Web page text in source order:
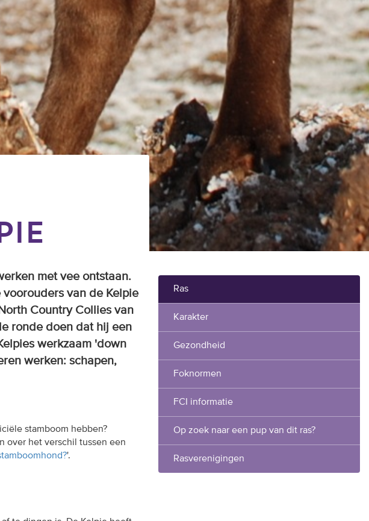
Ras
Karakter
Gezondheid
Foknormen
FCI informatie
Op zoek naar een pup van dit ras?
Rasverenigingen
met vee ontstaan.
van de Kelpie
Country Collies van
ronde doen dat hij een
werkzaam 'down
werken: schapen,
stamboom hebben?
over het verschil tussen een
'.